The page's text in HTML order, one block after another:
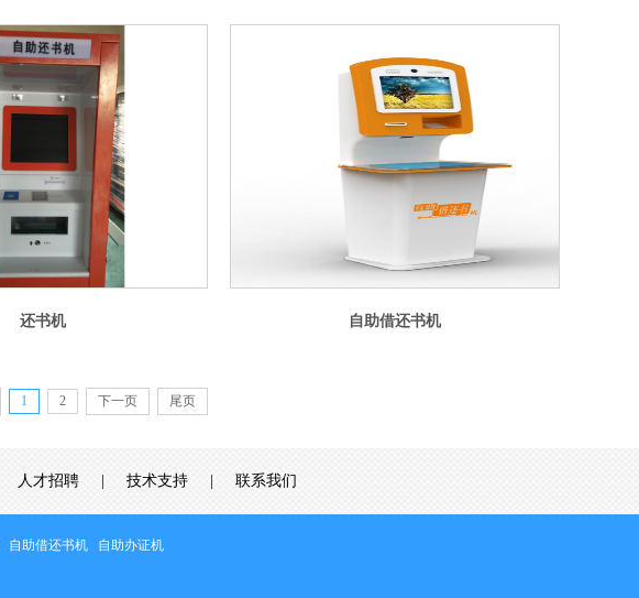
还书机 自助借还书机
1 2 下一页 尾页
人才招聘 技术支持 联系我们
自助借还书机 自助办证机